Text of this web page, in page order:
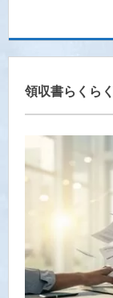
領収書らくら